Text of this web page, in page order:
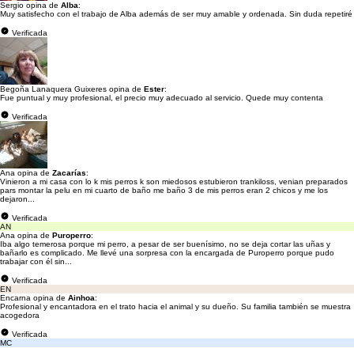
Sergio opina de Alba:
Muy satisfecho con el trabajo de Alba además de ser muy amable y ordenada. Sin duda repetiré
Verificada
Begoña Lanaquera Guixeres opina de Ester:
Fue puntual y muy profesional, el precio muy adecuado al servicio. Quede muy contenta
Verificada
Ana opina de Zacarías:
Vinieron a mi casa con lo k mis perros k son miedosos estubieron trankiloss, venian preparados
pars montar la pelu en mi cuarto de baño me baño 3 de mis perros eran 2 chicos y me los
dejaron...
Verificada
AN
Ana opina de Puroperro:
Iba algo temerosa porque mi perro, a pesar de ser buenísimo, no se deja cortar las uñas y
bañarlo es complicado. Me llevé una sorpresa con la encargada de Puroperro porque pudo
trabajar con él sin...
Verificada
EN
Encarna opina de Ainhoa:
Profesional y encantadora en el trato hacia el animal y su dueño. Su familia también se muestra
acogedora
Verificada
MC